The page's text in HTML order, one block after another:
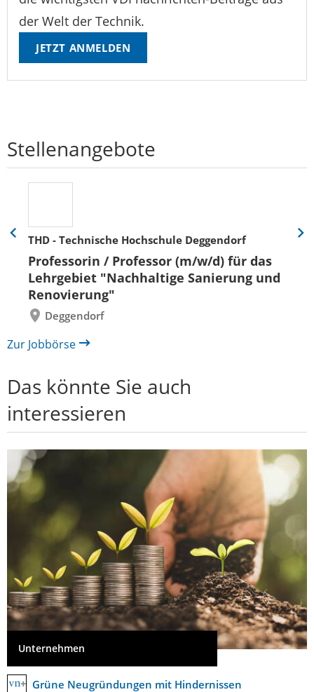
der Welt der Technik.
JETZT ANMELDEN
Stellenangebote
THD - Technische Hochschule Deggendorf
Professorin / Professor (m/w/d) für das
Lehrgebiet "Nachhaltige Sanierung und
Renovierung"
Deggendorf
Eine
zurück
Eine
Zur Jobbörse
Das könnte Sie auch
interessieren
Unternehmen
Grüne Neugründungen mit Hindernissen